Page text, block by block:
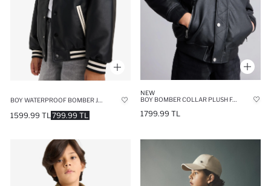
799.99 TL
1599.99 TL
NEW
BOY BOMBER COLLAR PLUSH FAUX LEATHER JACKET
1799.99 TL